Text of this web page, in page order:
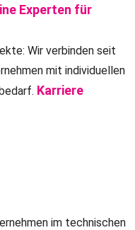
Experten für
Wir verbinden seit
mit individuellen
Karriere
im technischen